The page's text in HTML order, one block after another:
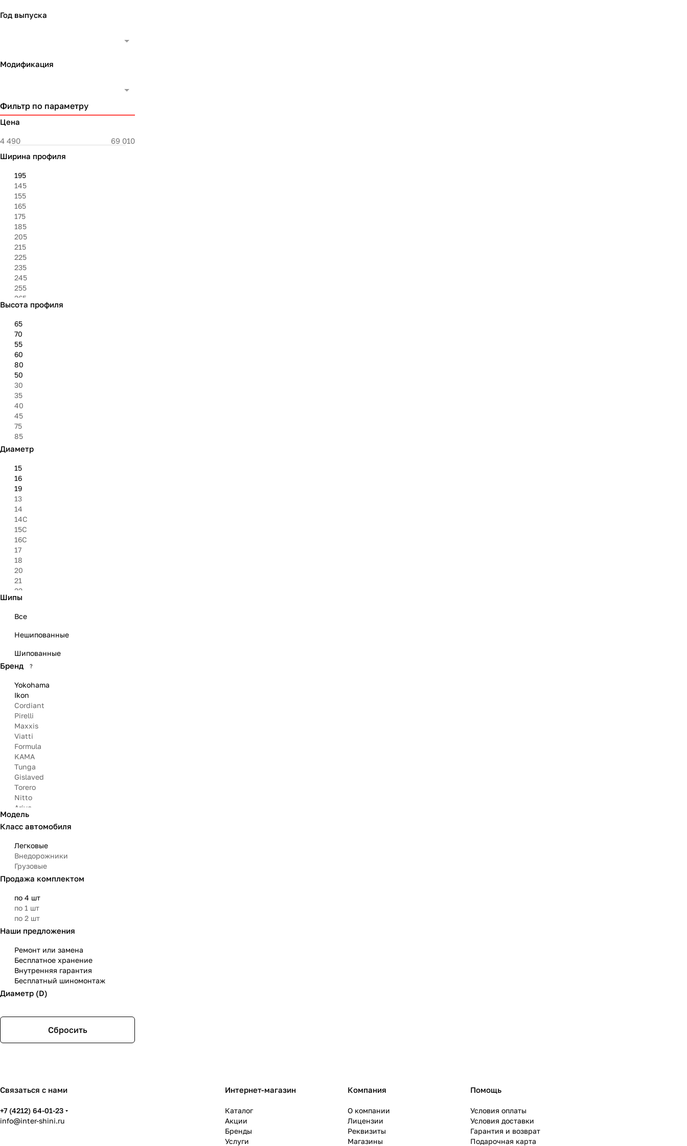
Год выпуска
Модификация
Фильтр по параметру
Цена
Ширина профиля
195
145
155
165
175
185
205
215
225
235
245
255
265
275
295
305
315
325
Высота профиля
65
70
55
60
80
50
30
35
40
45
75
85
Диаметр
15
16
19
13
14
14C
15C
16C
17
18
20
21
22
23
Шипы
Все
Нешипованные
Шипованные
Бренд ?
Yokohama
Ikon
Cordiant
Pirelli
Maxxis
Viatti
Formula
KAMA
Tunga
Gislaved
Torero
Nitto
Arivo
Michelin
Mazzini
Модель
Класс автомобиля
Легковые
Внедорожники
Грузовые
Продажа комплектом
по 4 шт
по 1 шт
по 2 шт
Наши предложения
Ремонт или замена
Бесплатное хранение
Внутренняя гарантия
Бесплатный шиномонтаж
Диаметр (D)
Сбросить
Связаться с нами
+7 (4212) 64-01-23
info@inter-shini.ru
Интернет-магазин
Каталог
Акции
Бренды
Услуги
Компания
О компании
Лицензии
Реквизиты
Магазины
Помощь
Условия оплаты
Условия доставки
Гарантия и возврат
Подарочная карта